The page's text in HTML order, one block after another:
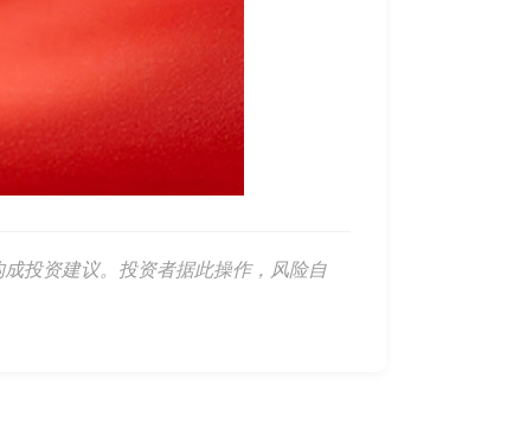
投资建议。投资者据此操作，风险自